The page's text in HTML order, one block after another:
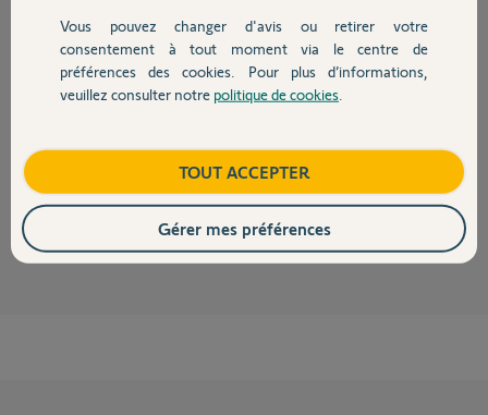
Devis avec un pro
Contact
Réponses
il y a plus de 4 ans
Vous pouvez changer d'avis ou retirer votre
consentement à tout moment via le centre de
préférences des cookies. Pour plus d’informations,
veuillez consulter notre politique de cookies
TOUT ACCEPTER
Gérer mes préférences